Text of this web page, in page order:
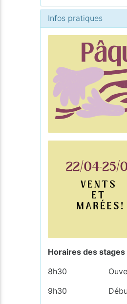
Infos pratiques
Horaires des stages
8h30 Ouverture
9h30 Début